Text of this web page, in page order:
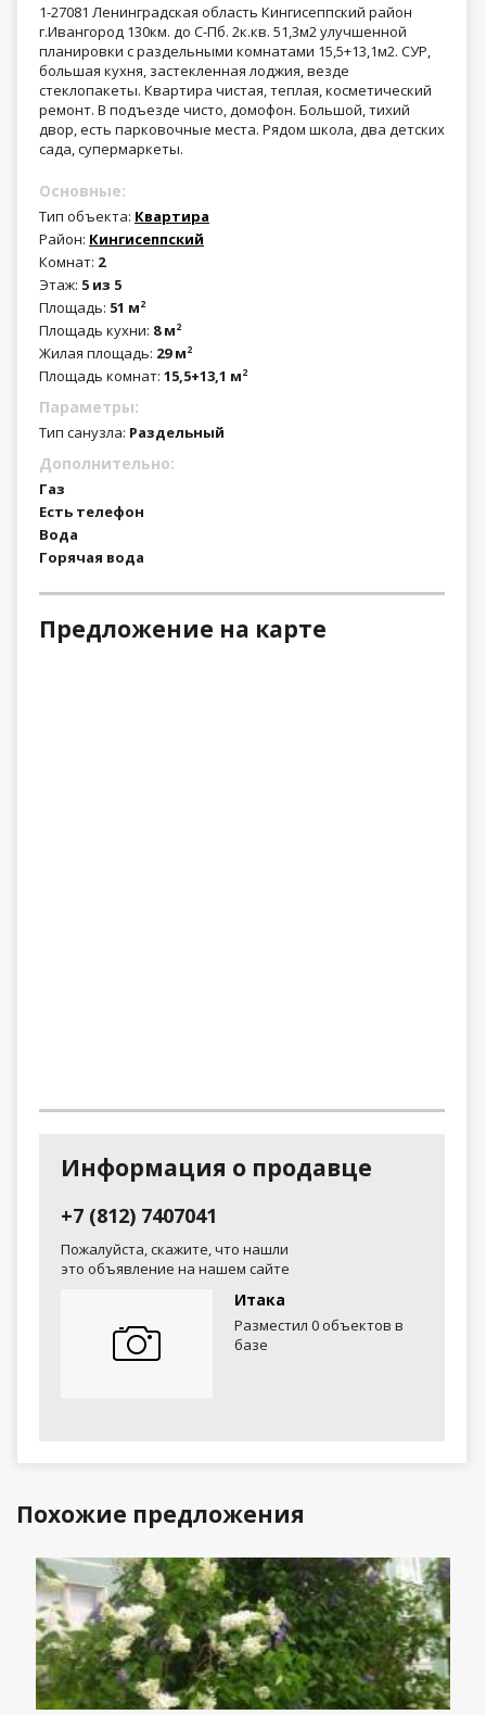
1-27081 Ленинградская область Кингисеппский район
г.Ивангород 130км. до С-Пб. 2к.кв. 51,3м2 улучшенной
планировки с раздельными комнатами 15,5+13,1м2. СУР,
большая кухня, застекленная лоджия, везде
стеклопакеты. Квартира чистая, теплая, косметический
ремонт. В подъезде чисто, домофон. Большой, тихий
двор, есть парковочные места. Рядом школа, два детских
сада, супермаркеты.
Основные:
Тип объекта: Квартира
Район: Кингисеппский
Комнат: 2
Этаж: 5 из 5
Площадь: 51 м2
Площадь кухни: 8 м2
Жилая площадь: 29 м2
Площадь комнат: 15,5+13,1 м2
Параметры:
Тип санузла: Раздельный
Дополнительно:
Газ
Есть телефон
Вода
Горячая вода
Предложение на карте
Информация о продавце
+7 (812) 7407041
Пожалуйста, скажите, что нашли
это объявление на нашем сайте
Итака
Разместил 0 объектов в
базе
Похожие предложения